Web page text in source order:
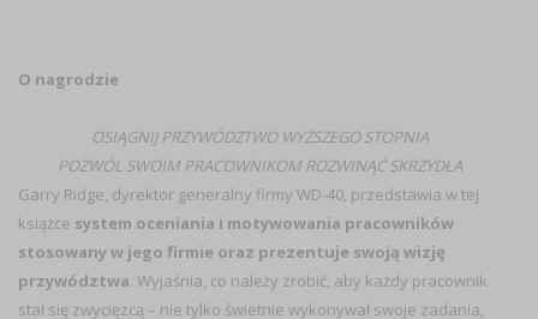
O nagrodzie
OSIĄGNIJ PRZYWÓDZTWO WYŻSZEGO STOPNIA
POZWÓL SWOIM PRACOWNIKOM ROZWINĄĆ SKRZYDŁA
Garry Ridge, dyrektor generalny firmy WD-40, przedstawia w tej
książce system oceniania i motywowania pracowników
stosowany w jego firmie oraz prezentuje swoją wizję
przywództwa. Wyjaśnia, co należy zrobić, aby każdy pracownik
stał się zwycięzcą – nie tylko świetnie wykonywał swoje zadania,